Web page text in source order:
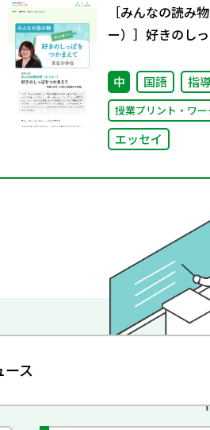
［みんなの読み
ー）］好きのし
中 国語 指
授業プリント・ワー
エッセイ
ース